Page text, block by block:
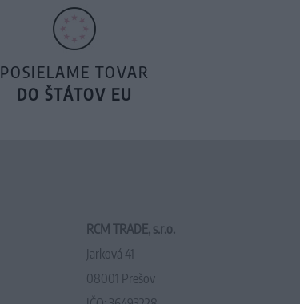
POSIELAME TOVAR
DO ŠTÁTOV EU
RCM TRADE, s.r.o.
Jarková 41
08001 Prešov